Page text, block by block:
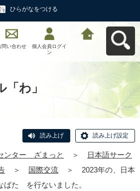
ひらがなをつける
問い合わせ
個人会員ログイ
ン
「わ」
読み上げ 読み上げ設定
ンター ざまっと ＞
日本語サーク
＞ 国際交流 ＞
2023年の、日本
た を行ないました。